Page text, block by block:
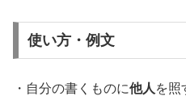
使い方・例文
・自分の書くものに他人 を照